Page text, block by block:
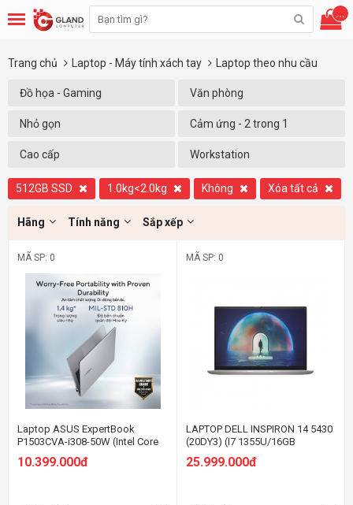
...
Trang chủ Laptop - Máy tính xách tay Laptop theo nhu cầu
Đồ họa - Gaming Văn phòng
Nhỏ gọn Cảm ứng - 2 trong 1
Cao cấp Workstation
512GB SSD 1.0kg<2.0kg Không Xóa tất cả
Hãng Tính năng Sắp xếp
MÃ SP: 0
Laptop ASUS ExpertBook
P1503CVA-i308-50W (Intel Core
FHD | 8GB | 512GB | Win 11 |
10.399.000đ
MÃ SP: 0
LAPTOP DELL INSPIRON 14 5430
(20DY3) (I7 1355U/16GB
FHD+/WIN11/OFFICE
25.999.000đ